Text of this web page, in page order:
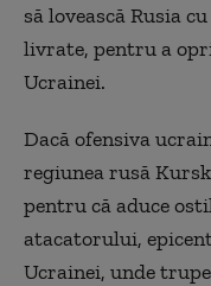
să lovească Rusia
livrate, pentru a
Ucrainei.
Dacă ofensiva
regiunea rusă
pentru că aduce
atacatorului,
Ucrainei, unde